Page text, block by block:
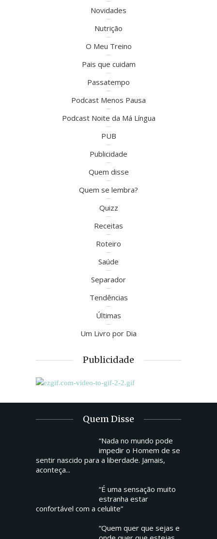
Novidades
Nutrição
O Meu Treino
Pais que cuidam
Passatempo
Podcast Menos Pausa
Podcast Noite da Má Língua
PUB
Publicidade
Quem disse
Quem se lembra?
Quizz
Receitas
Roteiro
Saúde
Separador
Tendências
Últimas
Um Livro por Dia
Publicidade
Quem Disse
“Nada no mundo pode
impedir o Homem de se
sentir nascido para a liberdade. Jamais,
aconteça...
“É uma sensação muito
estranha estar
confortável com a celulite”
“Quem quer que sejas e